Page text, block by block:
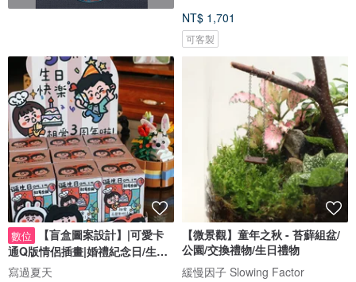
NT$ 1,701
可客製
數位
【盲盒圖案設計】|可愛卡
通Q版情侶插畫|婚禮紀念日/生日
禮物客製
寫過夏天
【微景觀】童年之秋 - 苔蘚組盆/
公園/交換禮物/生日禮物
緩慢因子 Slowing Factor